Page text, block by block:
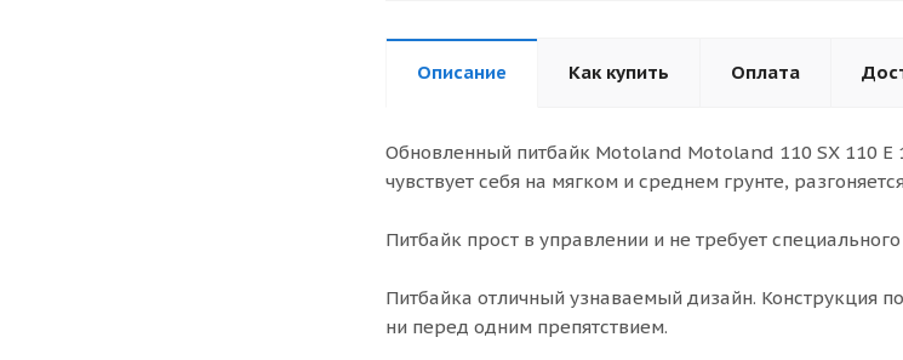
Описание Как купить Оплата
Обновленный питбайк Motoland Motoland 110 SX 110
чувствует себя на мягком и среднем грунте,
Питбайк прост в управлении и не требует
Питбайка отличный узнаваемый дизайн. Конструкция
ни перед одним препятствием.